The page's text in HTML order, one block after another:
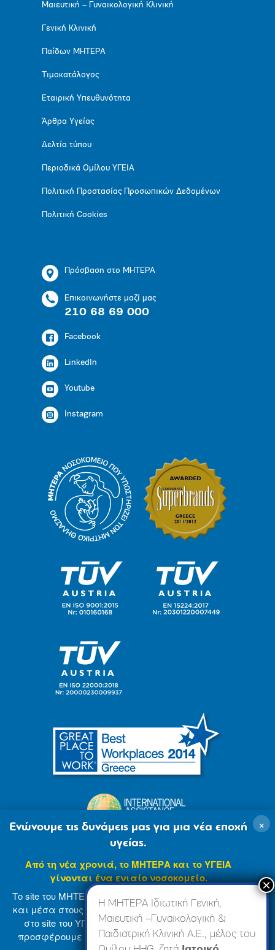
Μαιευτική – Γυναικολογική Κλινική
Γενική Κλινική
Παίδων ΜΗΤΕΡΑ
Τιμοκατάλογος
Εταιρική Υπευθυνότητα
Άρθρα Υγείας
Δελτία τύπου
Περιοδικά Ομίλου ΥΓΕΙΑ
Πολιτική Προστασίας Προσωπικών Δεδομένων
Πολιτική Cookies
Πρόσβαση στο ΜΗΤΕΡΑ
Επικοινωνήστε μαζί μας
210 68 69 000
Facebook
LinkedIn
Youtube
Instagram
© 2007-2024 ΜΗΤΕΡΑ Α.Ε Όροι Χρήσης
Η ΜΗΤΕΡΑ Ιδιωτική Γενική,
Μαιευτική –Γυναικολογική &
Παιδιατρική Κλινική Α.Ε., μέλος του
×
Ενώνουμε τις δυνάμεις μας για μια νέα εποχή
υγείας.
Από τη νέα χρονιά, το ΜΗΤΕΡΑ και το ΥΓΕΙΑ
γίνονται ένα ενιαίο νοσοκομείο.
Το site του ΜΗΤΕΡΑ βρίσκεται σε φάση ανανέωσης
και μέσα στους επόμενους μήνες θα ενσωματωθεί
στο site του ΥΓΕΙΑ (www.hygeia.gr), ώστε να σας
προσφέρουμε μια πιο ολοκληρωμένη και ενιαία